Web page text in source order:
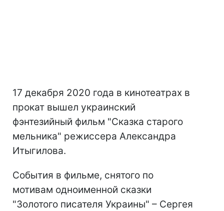
17 декабря 2020 года в кинотеатрах в
прокат вышел украинский
фэнтезийный фильм "Сказка старого
мельника" режиссера Александра
Итыгилова.
События в фильме, снятого по
мотивам одноименной сказки
"Золотого писателя Украины" – Сергея